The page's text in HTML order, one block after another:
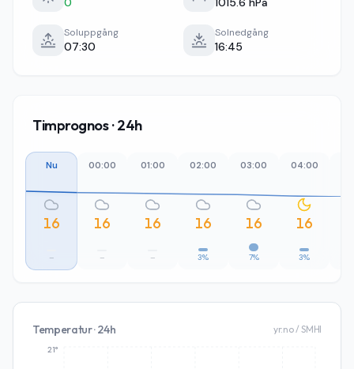
Soluppgång
07:30
Solnedgång
16:45
Timprognos · 24h
Nu
16
–
00:00
16
–
01:00
16
–
02:00
16
3%
03:00
16
7%
04:00
16
3%
Temperatur · 24h yr.no / SMHI
21°